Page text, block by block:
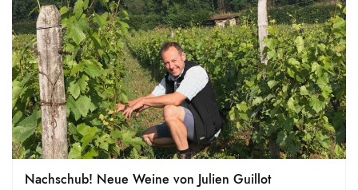
Nachschub! Neue Weine von Julien Guillot